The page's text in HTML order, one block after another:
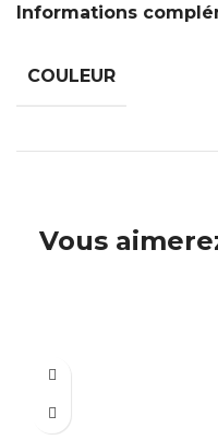
Informations
COULEUR
Vous